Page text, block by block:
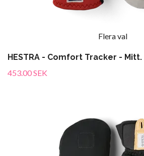
Flera val
HESTRA - Comfort Tracker -
453.00 SEK